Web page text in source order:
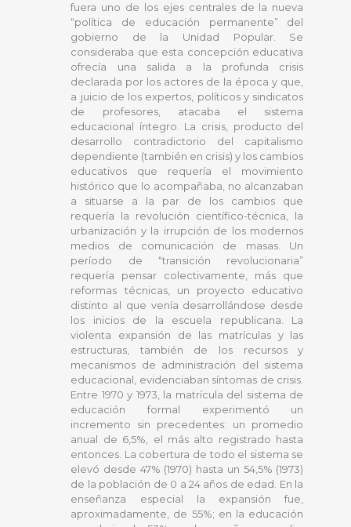
fuera uno de los ejes centrales de la nueva
“política de educación permanente” del
gobierno de la Unidad Popular. Se
consideraba que esta concepción educativa
ofrecía una salida a la profunda crisis
declarada por los actores de la época y que,
a juicio de los expertos, políticos y sindicatos
de profesores, atacaba el sistema
educacional íntegro. La crisis, producto del
desarrollo contradictorio del capitalismo
dependiente (también en crisis) y los cambios
educativos que requería el movimiento
histórico que lo acompañaba, no alcanzaban
a situarse a la par de los cambios que
requería la revolución científico-técnica, la
urbanización y la irrupción de los modernos
medios de comunicación de masas. Un
período de “transición revolucionaria”
requería pensar colectivamente, más que
reformas técnicas, un proyecto educativo
distinto al que venía desarrollándose desde
los inicios de la escuela republicana. La
violenta expansión de las matrículas y las
estructuras, también de los recursos y
mecanismos de administración del sistema
educacional, evidenciaban síntomas de crisis.
Entre 1970 y 1973, la matrícula del sistema de
educación formal experimentó un
incremento sin precedentes: un promedio
anual de 6,5%, el más alto registrado hasta
entonces. La cobertura de todo el sistema se
elevó desde 47% (1970) hasta un 54,5% (1973)
de la población de 0 a 24 años de edad. En la
enseñanza especial la expansión fue,
aproximadamente, de 55%; en la educación